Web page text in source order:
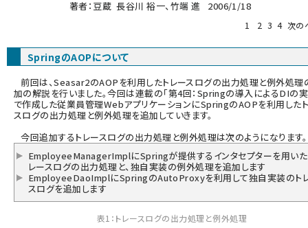
abc123 (1352)
著者： 豆蔵 長谷川 裕一、竹端 進 2006/1/18
1 2 3 4 次の
SpringのAOPについて
前回は、Seasar2のAOPを利用したトレースログの出力処理と例外処理
加の解説を行いました。今回は連載の「第4回：Springの導入によるDIの
で作成した従業員管理WebアプリケーションにSpringのAOPを利用した
スログの出力処理と例外処理を追加していきます。
今回追加するトレースログの出力処理と例外処理は次のようになります。
EmployeeManagerImplにSpringが提供するインタセプターを用いた
レースログの出力処理と、独自実装の例外処理を追加します
EmployeeDaoImplにSpringのAutoProxyを利用して独自実装のト
スログを追加します
表1：トレースログの出力処理と例外処理